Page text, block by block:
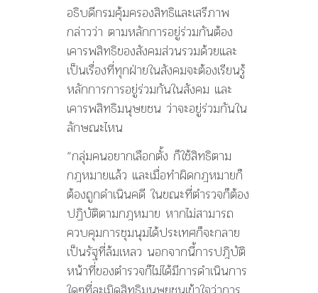
อธิบดีกรมคุ้มครองสิทธิและเสรีภาพ
กล่าวว่า ตามหลักการอยู่ร่วมกันต้อง
เคารพสิทธิของสังคมส่วนรวมด้วยและ
เป็นเรื่องที่ทุกฝ่ายในสังคมจะต้องเรียนรู้
หลักการการอยู่ร่วมกันในสังคม และ
เคารพสิทธิมนุษยชน ว่าจะอยู่ร่วมกันใน
ลักษณะไหน
“กลุ่มคนอยากเลือกตั้ง ก็ใช้สิทธิตาม
กฎหมายแล้ว และเมื่อทำผิดกฎหมายก็
ต้องถูกดำเนินคดี ในขณะที่ตำรวจก็ต้อง
ปฏิบัติตามกฎหมาย หากไม่สามารถ
ควบคุมการชุมนุมได้ประเทศก็จะกลาย
เป็นรัฐที่ล้มเหลว นอกจากนี้การปฎิบัติ
หน้าที่ของตำรวจก็ไม่ได้มีการดำเนินการ